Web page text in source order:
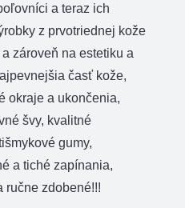
a teraz ich
z prvotriednej kože
zároveň na estetiku a
časť kože,
okraje a ukončenia,
švy, kvalitné
gumy,
a tiché zapínania,
ručne zdobené!!!